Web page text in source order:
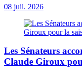
08 juil. 2026
Les Sénateurs
Claude Giroux